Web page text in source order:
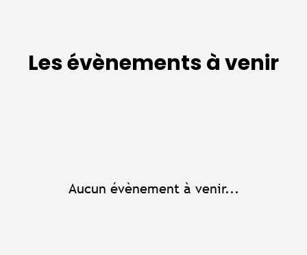
Les évènements à venir
Aucun évènement à venir...